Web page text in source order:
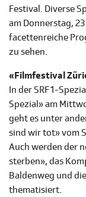
Festival. Diverse
am Donnerstag,
facettenreiche
zu sehen.
«Filmfestival
In der SRF 1-
Spezial» am
geht es unter
sind wir tot» vom
Auch werden der
sterben», das
Baldenweg und
thematisiert.